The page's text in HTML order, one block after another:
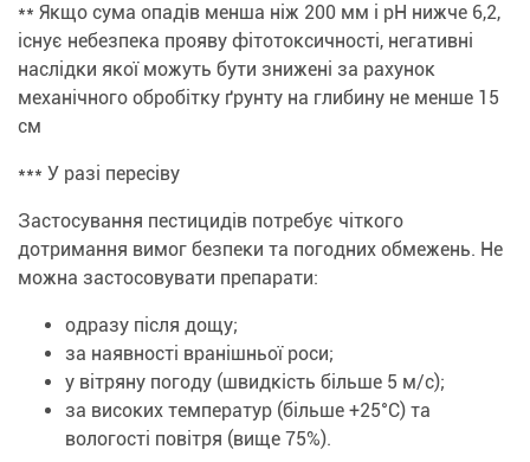
** Якщо сума опадів менша ніж 200 мм і рН нижче 6,2,
існує небезпека прояву фітотоксичності, негативні
наслідки якої можуть бути знижені за рахунок
механічного обробітку ґрунту на глибину не менше 15
см
*** У разі пересіву
Застосування пестицидів потребує чіткого
дотримання вимог безпеки та погодних обмежень. Не
можна застосовувати препарати:
одразу після дощу;
за наявності вранішньої роси;
у вітряну погоду (швидкість більше 5 м/с);
за високих температур (більше +25°С) та
вологості повітря (вище 75%).